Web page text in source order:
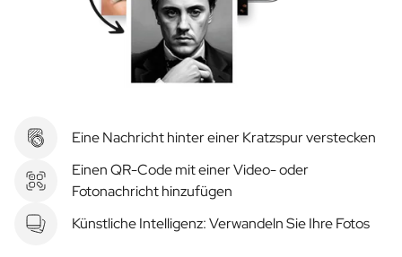
Eine Nachricht hinter einer Kratzspur verstecken
Einen QR-Code mit einer Video- oder
Fotonachricht hinzufügen
Künstliche Intelligenz: Verwandeln Sie Ihre Fotos